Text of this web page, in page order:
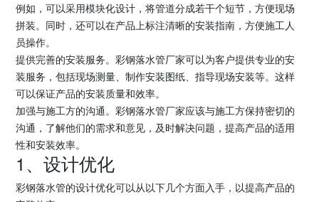
例如，可以采用模块化设计，将管道分成若干个短节，方便现场
拼装。同时，还可以在产品上标注清晰的安装指南，方便施工人
员操作。
提供完善的安装服务。彩钢落水管厂家可以为客户提供专业的安
装服务，包括现场测量、制作安装图纸、指导现场安装等。这样
可以保证产品的安装质量和效率。
加强与施工方的沟通。彩钢落水管厂家应该与施工方保持密切的
沟通，了解他们的需求和意见，及时解决问题，提高产品的适用
性和安装效率。
1、设计优化
彩钢落水管的设计优化可以从以下几个方面入手，以提高产品的